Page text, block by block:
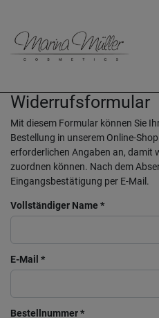
Widerrufsformular
Mit diesem Formular können Sie
Bestellung in unserem Online-
erforderlichen Angaben an, damit
zuordnen können. Nach dem
Eingangsbestätigung per E-Mail.
Vollständiger Name *
E-Mail *
Bestellnummer *